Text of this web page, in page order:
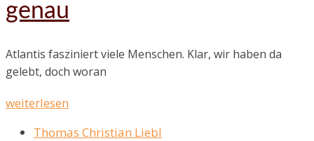
genau
Atlantis fasziniert viele Menschen. Klar, wir haben da
gelebt, doch woran
weiterlesen
Thomas Christian Liebl